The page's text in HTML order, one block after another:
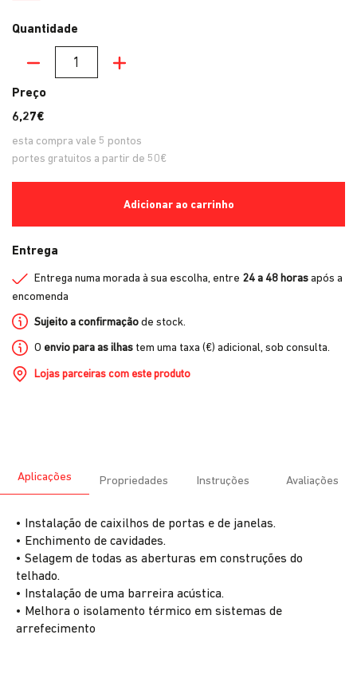
Quantidade
Preço
6,27€
esta compra vale 5 pontos
portes gratuitos a partir de 50€
Adicionar ao carrinho
Entrega
Entrega numa morada à sua escolha, entre 24 a 48 horasapós a
encomenda
Sujeito a confirmaçãode stock.
O envio para as ilhas tem uma taxa (€) adicional, sob consulta.
Lojas parceiras com este produto
Aplicações Propriedades Instruções Avaliações
• Instalação de caixilhos de portas e de janelas.
• Enchimento de cavidades.
• Selagem de todas as aberturas em construções do
telhado.
• Instalação de uma barreira acústica.
• Melhora o isolamento térmico em sistemas de
arrefecimento